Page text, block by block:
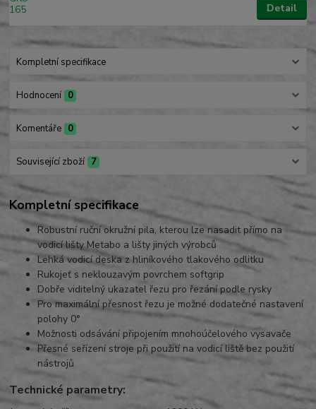
Detail
Kompletní specifikace
Hodnocení 0
Komentáře 0
Související zboží 7
Kompletní specifikace
Robustní ruční okružní pila, kterou lze nasadit přímo na
vodicí lišty Metabo a lišty jiných výrobců
Lehká vodicí deska z hliníkového tlakového odlitku
Rukojeť s neklouzavým povrchem softgrip
Dobře viditelný ukazatel řezu pro řezání podle rysky
Pro maximální přesnost řezu je možné dodatečné nastavení
polohy 0°
Možnosti odsávání připojením mnohoúčelového vysavače
Přesné seřízení stroje při použití na vodicí liště bez použití
nástrojů
Technické parametry: